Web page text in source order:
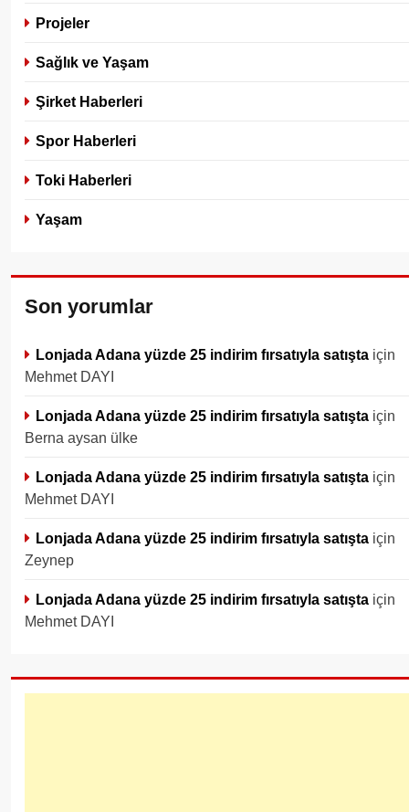
Projeler
Sağlık ve Yaşam
Şirket Haberleri
Spor Haberleri
Toki Haberleri
Yaşam
Son yorumlar
Lonjada Adana yüzde 25 indirim fırsatıyla satışta için
Mehmet DAYI
Lonjada Adana yüzde 25 indirim fırsatıyla satışta için
Berna aysan ülke
Lonjada Adana yüzde 25 indirim fırsatıyla satışta için
Mehmet DAYI
Lonjada Adana yüzde 25 indirim fırsatıyla satışta için
Zeynep
Lonjada Adana yüzde 25 indirim fırsatıyla satışta için
Mehmet DAYI